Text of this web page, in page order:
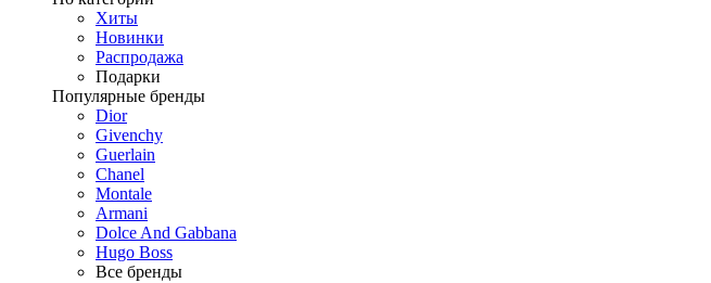
Хиты
Новинки
Распродажа
Подарки
Популярные бренды
Dior
Givenchy
Guerlain
Chanel
Montale
Armani
Dolce And Gabbana
Hugo Boss
Все бренды